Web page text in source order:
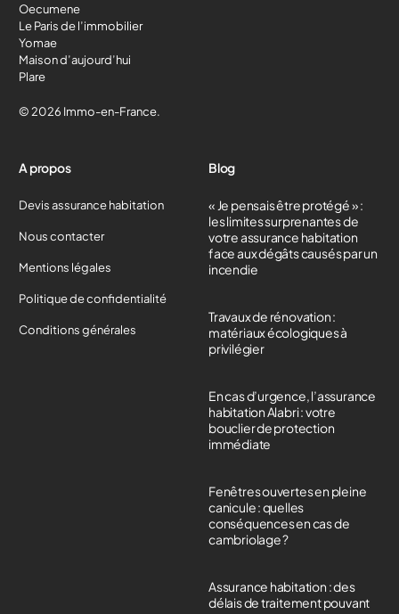
Oecumene
Le Paris de l’immobilier
Yomae
Maison d’aujourd’hui
Plare
© 2026 Immo-en-France.
A propos
Devis assurance habitation
Nous contacter
Mentions légales
Politique de confidentialité
Conditions générales
Blog
« Je pensais être protégé » :
les limites surprenantes de
votre assurance habitation
face aux dégâts causés par un
incendie
Travaux de rénovation :
matériaux écologiques à
privilégier
En cas d’urgence, l’assurance
habitation Alabri : votre
bouclier de protection
immédiate
Fenêtres ouvertes en pleine
canicule : quelles
conséquences en cas de
cambriolage ?
Assurance habitation : des
délais de traitement pouvant